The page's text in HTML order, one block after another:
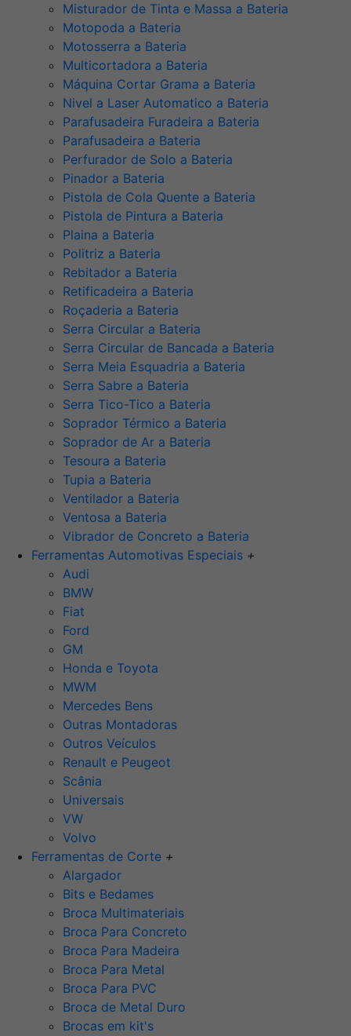
Misturador de Tinta e Massa a Bateria
Motopoda a Bateria
Motosserra a Bateria
Multicortadora a Bateria
Máquina Cortar Grama a Bateria
Nivel a Laser Automatico a Bateria
Parafusadeira Furadeira a Bateria
Parafusadeira a Bateria
Perfurador de Solo a Bateria
Pinador a Bateria
Pistola de Cola Quente a Bateria
Pistola de Pintura a Bateria
Plaina a Bateria
Politriz a Bateria
Rebitador a Bateria
Retificadeira a Bateria
Roçaderia a Bateria
Serra Circular a Bateria
Serra Circular de Bancada a Bateria
Serra Meia Esquadria a Bateria
Serra Sabre a Bateria
Serra Tico-Tico a Bateria
Soprador Térmico a Bateria
Soprador de Ar a Bateria
Tesoura a Bateria
Tupia a Bateria
Ventilador a Bateria
Ventosa a Bateria
Vibrador de Concreto a Bateria
Ferramentas Automotivas Especiais +
Audi
BMW
Fiat
Ford
GM
Honda e Toyota
MWM
Mercedes Bens
Outras Montadoras
Outros Veículos
Renault e Peugeot
Scânia
Universais
VW
Volvo
Ferramentas de Corte +
Alargador
Bits e Bedames
Broca Multimateriais
Broca Para Concreto
Broca Para Madeira
Broca Para Metal
Broca Para PVC
Broca de Metal Duro
Brocas em kit's